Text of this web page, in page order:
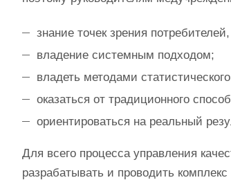
знание точек зрения
владение системным подходом;
владеть методами
оказаться от традиционного
ориентироваться на реальный
Для всего процесса управления
разрабатывать и проводить